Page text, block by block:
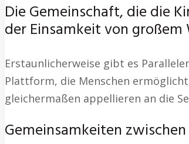
Die Gemeinschaft, die die
der Einsamkeit von großem
Erstaunlicherweise gibt es
Plattform, die Menschen
gleichermaßen appellieren an die
Gemeinsamkeiten